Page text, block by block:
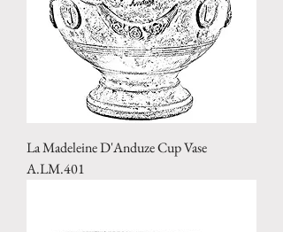
La Madeleine D'Anduze Cup Vase
A.LM.401